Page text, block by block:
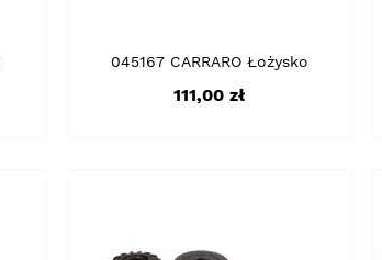
045167 CARRARO Łożysko
Cena
111,00 zł